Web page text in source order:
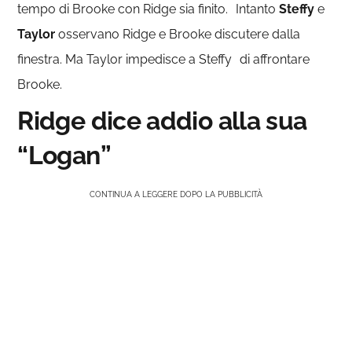
tempo di Brooke con Ridge sia finito. IntantoSteffy e
Taylor osservano Ridge e Brooke discutere dalla
finestra. Ma Taylor impedisce a Steffy di affrontare
Brooke.
Ridge dice addio alla sua
“Logan”
CONTINUA A LEGGERE DOPO LA PUBBLICITÀ